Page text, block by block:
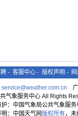
- 客服中心 - 版权声明 -
service@weather.com.cn 广
气象服务中心 All Rights
护：中国气象局公共气象服
：中国天气网版权所有，